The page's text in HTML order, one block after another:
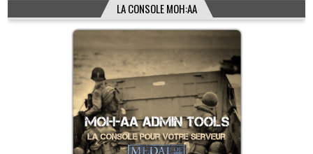
LA CONSOLE MOH:AA